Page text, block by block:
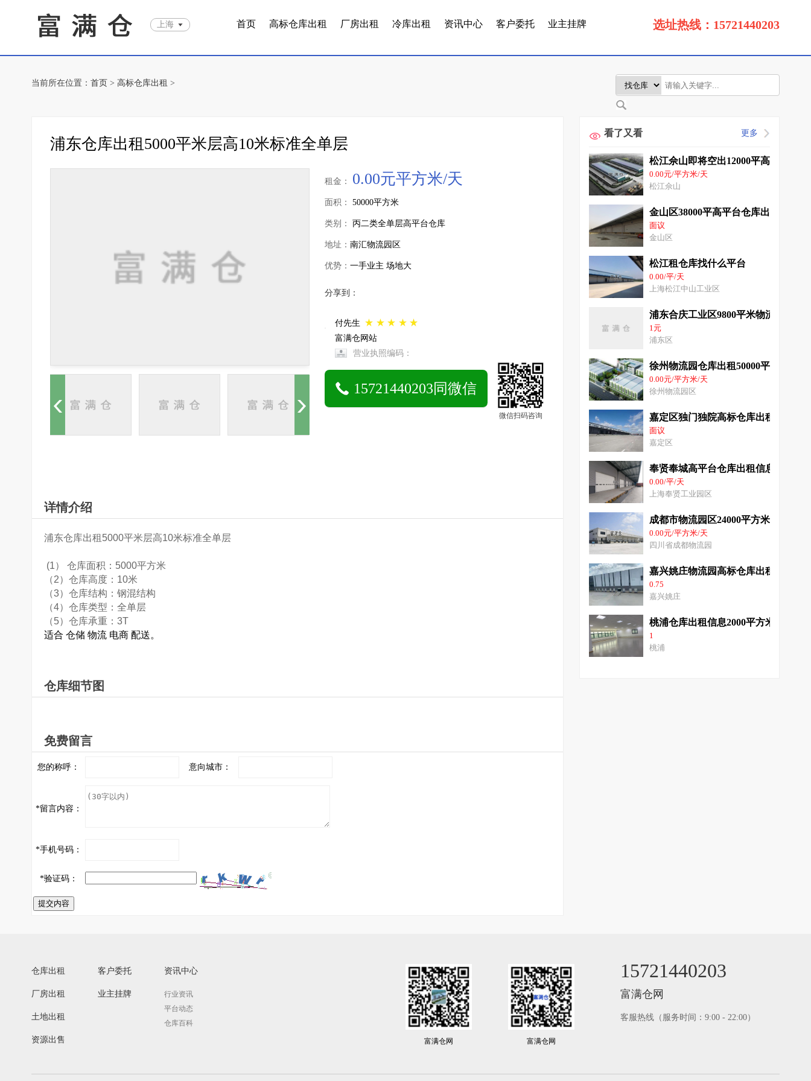
上海 首页 高标仓库出租 厂房出租 冷库出租 资讯中心 客户委托 业主挂牌 选址热线：15721440203
当前所在位置： 首页 > 高标仓库出租 >
浦东仓库出租5000平米层高10米标准全单层
租金： 0.00元平方米/天
面积： 50000平方米
类别： 丙二类全单层高平台仓库
地址： 南汇物流园区
优势： 一手业主 场地大
分享到：
付先生
富满仓网站
营业执照编码：
15721440203同微信
微信扫码咨询
详情介绍
浦东仓库出租5000平米层高10米标准全单层
(1） 仓库面积：5000平方米
（2）仓库高度：10米
（3）仓库结构：钢混结构
（4）仓库类型：全单层
（5）仓库承重：3T
适合 仓储 物流 电商 配送。
仓库细节图
免费留言
您的称呼： 意向城市：
*留言内容：
*手机号码：
*验证码：
提交内容
看了又看 更多
松江佘山即将空出12000平高平台坡
0.00元/平方米/天
松江佘山
金山区38000平高平台仓库出租场地
面议
金山区
松江租仓库找什么平台
0.00/平/天
上海松江中山工业区
浦东合庆工业区9800平米物流电商仓
1元
浦东区
徐州物流园仓库出租50000平米丙二
0.00元/平方米/天
徐州物流园区
嘉定区独门独院高标仓库出租18000
面议
嘉定区
奉贤奉城高平台仓库出租信息9200平
0.00/平/天
上海奉贤工业园区
成都市物流园区24000平方米高平台
0.00元/平方米/天
四川省成都物流园
嘉兴姚庄物流园高标仓库出租全单层
0.75
嘉兴姚庄
桃浦仓库出租信息2000平方米层高10
1
桃浦
仓库出租
厂房出租
土地出租
资源出售
客户委托
业主挂牌
资讯中心
行业资讯
平台动态
仓库百科
富满仓网 富满仓网
15721440203
富满仓网
客服热线（服务时间：9:00 - 22:00）